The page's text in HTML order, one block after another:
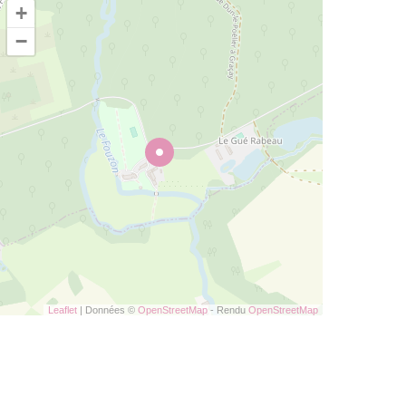
+
−
Leaflet | Données © OpenStreetMap - Rendu OpenStreetMap